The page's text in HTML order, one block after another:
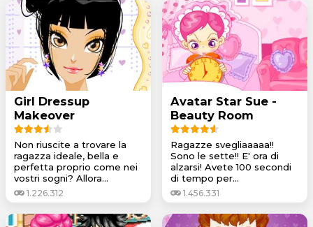
Girl Dressup
Makeover
Non riuscite a trovare la
ragazza ideale, bella e
perfetta proprio come nei
vostri sogni? Allora...
1.226.312
Avatar Star Sue -
Beauty Room
Ragazze svegliaaaaa!!
Sono le sette!! E' ora di
alzarsi! Avete 100 secondi
di tempo per...
1.456.331